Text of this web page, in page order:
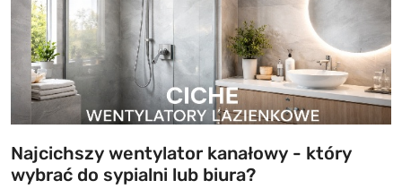
Tytuł
artykułu:
Najcichszy wentylator kanałowy - który
wybrać do sypialni lub biura?